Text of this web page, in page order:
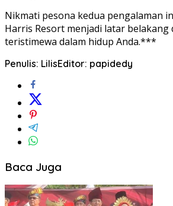
Nikmati pesona kedua pengalaman
Harris Resort menjadi latar belakang
teristimewa dalam hidup Anda.***
Penulis: LilisEditor: papidedy
Baca Juga